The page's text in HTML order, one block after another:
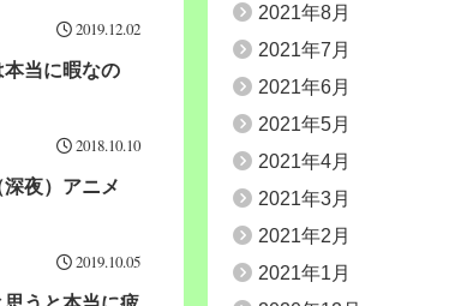
2019.12.02
本当に暇なの
2018.10.10
深夜）アニメ
2019.10.05
2021年8月
2021年7月
2021年6月
2021年5月
2021年4月
2021年3月
2021年2月
2021年1月